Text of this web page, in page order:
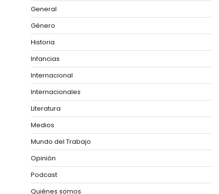
General
Género
Historia
Infancias
Internacional
Internacionales
Literatura
Medios
Mundo del Trabajo
Opinión
Podcast
Quiénes somos